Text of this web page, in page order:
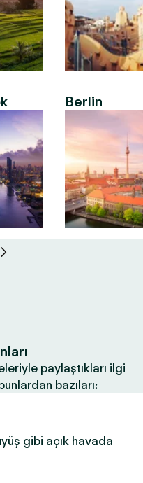
Berlin
paylaştıkları ilgi
bazıları:
gibi açık havada